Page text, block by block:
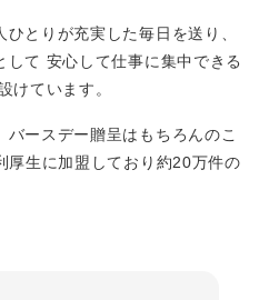
とりが充実した毎日を送り、
て 安心して仕事に集中できる
けています。
ースデー贈呈はもちろんのこ
厚生に加盟しており約20万件の